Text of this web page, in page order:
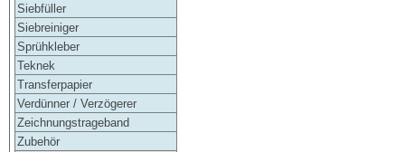
Siebfüller
Siebreiniger
Sprühkleber
Teknek
Transferpapier
Verdünner / Verzögerer
Zeichnungstrageband
Zubehör